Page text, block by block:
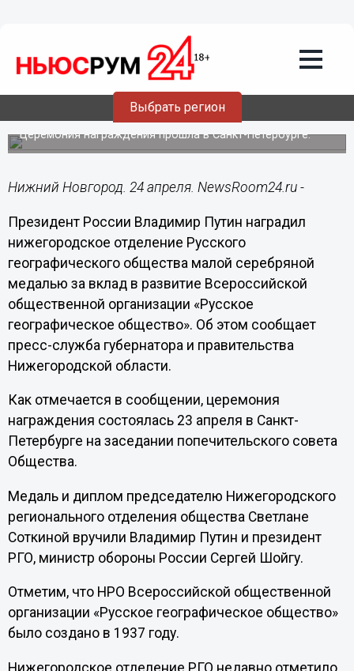
Выбрать регион
Путин наградил нижегородское
отделение Русского географического
Церемония награждения прошла в Санкт-Петербурге.
Нижний Новгород. 24 апреля. NewsRoom24.ru -
Президент России Владимир Путин наградил
нижегородское отделение Русского
географического общества малой серебряной
медалью за вклад в развитие Всероссийской
общественной организации «Русское
географическое общество». Об этом сообщает
пресс-служба губернатора и правительства
Нижегородской области.
Как отмечается в сообщении, церемония
награждения состоялась 23 апреля в Санкт-
Петербурге на заседании попечительского совета
Общества.
Медаль и диплом председателю Нижегородского
регионального отделения общества Светлане
Соткиной вручили Владимир Путин и президент
РГО, министр обороны России Сергей Шойгу.
Отметим, что НРО Всероссийской общественной
организации «Русское географическое общество»
было создано в 1937 году.
Нижегородское отделение РГО недавно отметило